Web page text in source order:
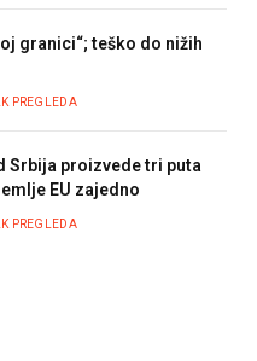
granici“; teško do nižih
PREGLEDA
Srbija proizvede tri puta
EU zajedno
PREGLEDA